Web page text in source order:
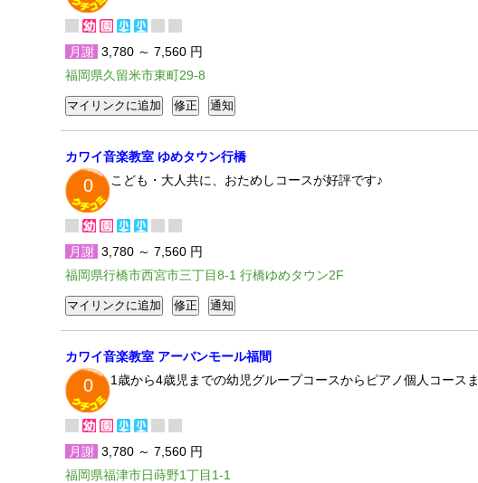
月謝 3,780 ～ 7,560 円
福岡県久留米市東町29-8
カワイ音楽教室 ゆめタウン行橋
0 こども・大人共に、おためしコースが好評です♪
月謝 3,780 ～ 7,560 円
福岡県行橋市西宮市三丁目8-1 行橋ゆめタウン2F
カワイ音楽教室 アーバンモール福間
0 1歳から4歳児までの幼児グループコースからピアノ個人コース
月謝 3,780 ～ 7,560 円
福岡県福津市日蒔野1丁目1-1